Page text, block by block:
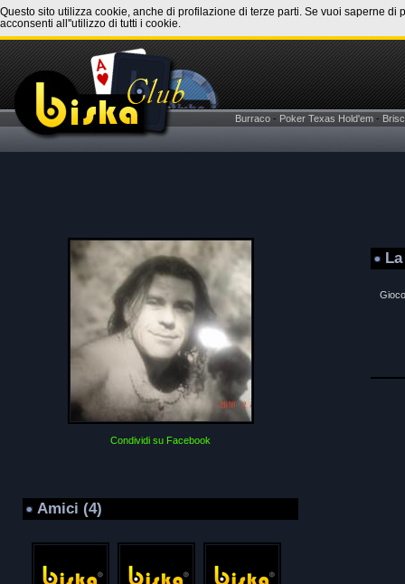
Questo sito utilizza cookie, anche di profilazione di terze parti. Se vuoi saperne
acconsenti all''utilizzo di tutti i cookie.
Burraco - Poker Texas Hold'em -
Condividi su Facebook
Amici (4)